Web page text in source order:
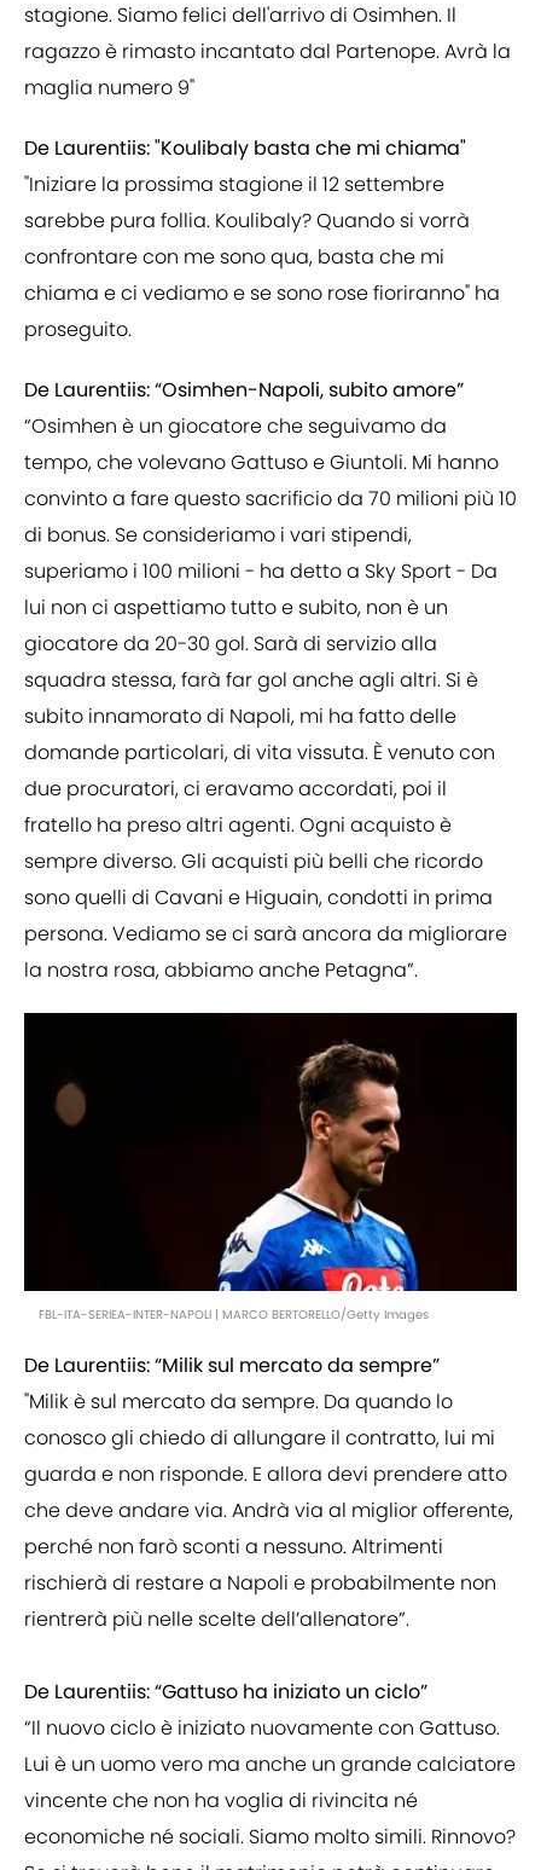
stagione. Siamo felici dell'arrivo di Osimhen. Il
ragazzo è rimasto incantato dal Partenope. Avrà la
maglia numero 9"
De Laurentiis: "Koulibaly basta che mi chiama"
"Iniziare la prossima stagione il 12 settembre
sarebbe pura follia. Koulibaly? Quando si vorrà
confrontare con me sono qua, basta che mi
chiama e ci vediamo e se sono rose fioriranno" ha
proseguito.
De Laurentiis: “Osimhen-Napoli, subito amore”
“Osimhen è un giocatore che seguivamo da
tempo, che volevano Gattuso e Giuntoli. Mi hanno
convinto a fare questo sacrificio da 70 milioni più 10
di bonus. Se consideriamo i vari stipendi,
superiamo i 100 milioni - ha detto a Sky Sport - Da
lui non ci aspettiamo tutto e subito, non è un
giocatore da 20-30 gol. Sarà di servizio alla
squadra stessa, farà far gol anche agli altri. Si è
subito innamorato di Napoli, mi ha fatto delle
domande particolari, di vita vissuta. È venuto con
due procuratori, ci eravamo accordati, poi il
fratello ha preso altri agenti. Ogni acquisto è
sempre diverso. Gli acquisti più belli che ricordo
sono quelli di Cavani e Higuain, condotti in prima
persona. Vediamo se ci sarà ancora da migliorare
la nostra rosa, abbiamo anche Petagna”.
FBL-ITA-SERIEA-INTER-NAPOLI | MARCO BERTORELLO/Getty Images
De Laurentiis: “Milik sul mercato da sempre”
"Milik è sul mercato da sempre. Da quando lo
conosco gli chiedo di allungare il contratto, lui mi
guarda e non risponde. E allora devi prendere atto
che deve andare via. Andrà via al miglior offerente,
perché non farò sconti a nessuno. Altrimenti
rischierà di restare a Napoli e probabilmente non
rientrerà più nelle scelte dell’allenatore”.
De Laurentiis: “Gattuso ha iniziato un ciclo”
“Il nuovo ciclo è iniziato nuovamente con Gattuso.
Lui è un uomo vero ma anche un grande calciatore
vincente che non ha voglia di rivincita né
economiche né sociali. Siamo molto simili. Rinnovo?